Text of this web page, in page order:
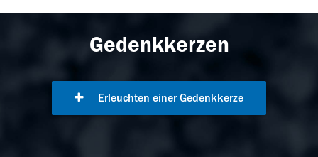
Gedenkkerzen
Erleuchten einer Gedenkkerze